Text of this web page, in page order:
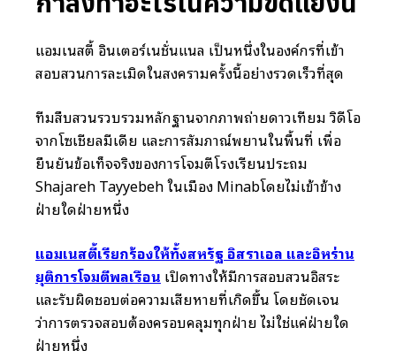
แอมเนสตี้ อินเตอร์เนชั่นแนล เป็นหนึ่งในองค์กรที่เข้า
สอบสวนการละเมิดในสงครามครั้งนี้อย่างรวดเร็วที่สุด
ทีมสืบสวนรวบรวมหลักฐานจากภาพถ่ายดาวเทียม วิดีโอ
จากโซเชียลมีเดีย และการสัมภาษณ์พยานในพื้นที่ เพื่อ
ยืนยันข้อเท็จจริงของการโจมตีโรงเรียนประถม
Shajareh Tayyebeh ในเมือง Minabโดยไม่เข้าข้าง
ฝ่ายใดฝ่ายหนึ่ง
แอมเนสตี้เรียกร้องให้ทั้งสหรัฐ อิสราเอล และอิหร่าน
ยุติการโจมตีพลเรือน เปิดทางให้มีการสอบสวนอิสระ
และรับผิดชอบต่อความเสียหายที่เกิดขึ้น โดยชัดเจน
ว่าการตรวจสอบต้องครอบคลุมทุกฝ่าย ไม่ใช่แค่ฝ่ายใด
ฝ่ายหนึ่ง